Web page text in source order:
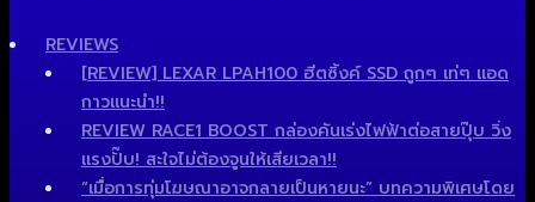
REVIEWS
[REVIEW] LEXAR LPAH100 ฮีตซิ้งค์ SSD ถูกๆ เท่ๆ แอด
กาวแนะนำ!!
REVIEW RACE1 BOOST กล่องคันเร่งไฟฟ้าต่อสายปุ๊บ วิ่ง
แรงปั๊บ! สะใจไม่ต้องจูนให้เสียเวลา!!
“เมื่อการทุ่มโฆษณาอาจกลายเป็นหายนะ” บทความพิเศษโดย